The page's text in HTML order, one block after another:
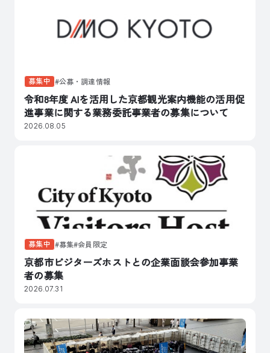
募集中 公募・調達情報
令和8年度 AIを活用した京都観光案内機能の活用促
進事業に関する業務委託事業者の募集について
2026.08.05
募集中 募集 会員限定
京都市ビジターズホストとの企業面談会参加事業
者の募集
2026.07.31